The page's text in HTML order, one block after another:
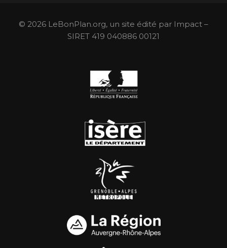
© 2026 LeBonPlan.org, un site édité par Impact –
SIRET 419 040886 00121